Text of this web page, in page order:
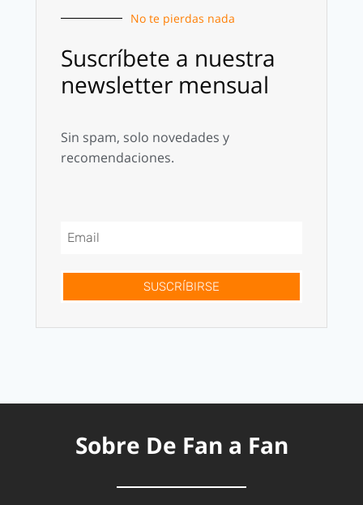
No te pierdas nada
Suscríbete a nuestra
newsletter mensual
Sin spam, solo novedades y
recomendaciones.
SUSCRÍBIRSE
Sobre De Fan a Fan